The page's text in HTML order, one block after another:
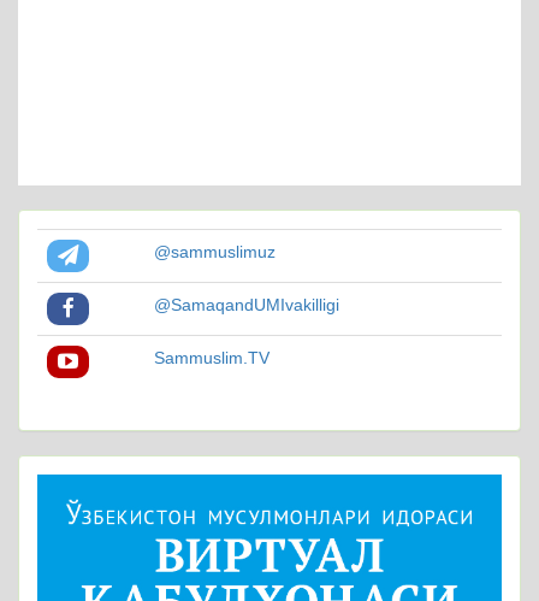
@sammuslimuz
@SamaqandUMIvakilligi
Sammuslim.TV